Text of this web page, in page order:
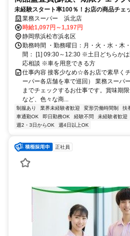
未経験スタート率100％！お店の商品チェ
回）業務スーパー 浜北店
時給1,097円～1,197円
静岡県浜松市浜名区
勤務時間 ・勤務曜日：月・火・水・木
間： [1] 09:30～12:30 ※土日どちらか
応相談 ※車を用意できる方
仕事内容 接客少なめ☆各お店で素早く
ーパー各店舗を車で巡回） 業務スーパ
までチェックするお仕事です。賞味期
など、色々な商...
制服あり 業界未経験者歓迎 変形労働時間制 扶
車通勤OK
即日勤務OK 経験不問 未経験者歓迎
週2・3日からOK
週4日以上OK
正社員